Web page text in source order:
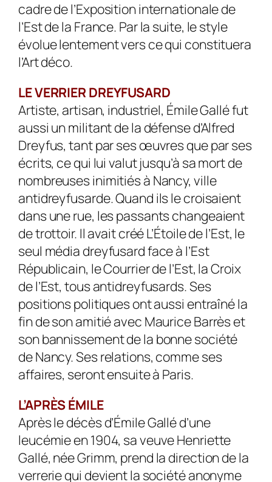
cadre de l’Exposition internationale de
l’Est de la France. Par la suite, le style
évolue lentement vers ce qui constituera
l’Art déco.
LE VERRIER DREYFUSARD
Artiste, artisan, industriel, Émile Gallé fut
aussi un militant de la défense d’Alfred
Dreyfus, tant par ses œuvres que par ses
écrits, ce qui lui valut jusqu’à sa mort de
nombreuses inimitiés à Nancy, ville
antidreyfusarde. Quand ils le croisaient
dans une rue, les passants changeaient
de trottoir. Il avait créé L’Étoile de l’Est, le
seul média dreyfusard face à l’Est
Républicain, le Courrier de l’Est, la Croix
de l’Est, tous antidreyfusards. Ses
positions politiques ont aussi entraîné la
fin de son amitié avec Maurice Barrès et
son bannis­sement de la bonne société
de Nancy. Ses relations, comme ses
affaires, seront ensuite à Paris.
L’APRÈS ÉMILE
Après le décès d’Émile Gallé d’une
leucémie en 1904, sa veuve Henriette
Gallé, née Grimm, prend la direction de la
verrerie qui devient la société anonyme